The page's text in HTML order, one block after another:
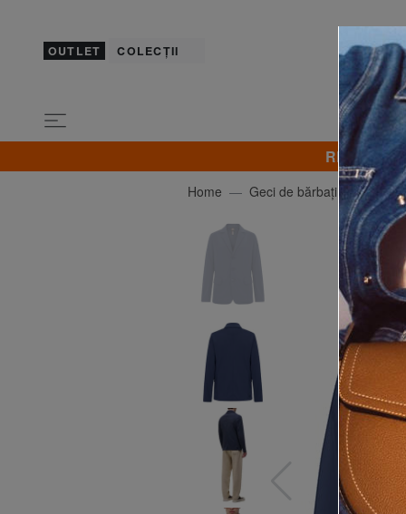
OUTLET COLECȚII
Home Geci de bărbați